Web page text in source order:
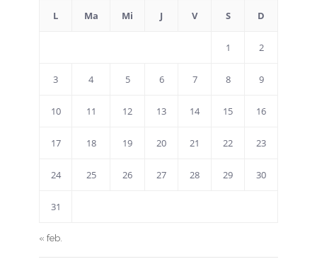
L Ma Mi J V S D
1 2
3 4 5 6 7 8 9
10 11 12 13 14 15 16
17 18 19 20 21 22 23
24 25 26 27 28 29 30
31
« feb.